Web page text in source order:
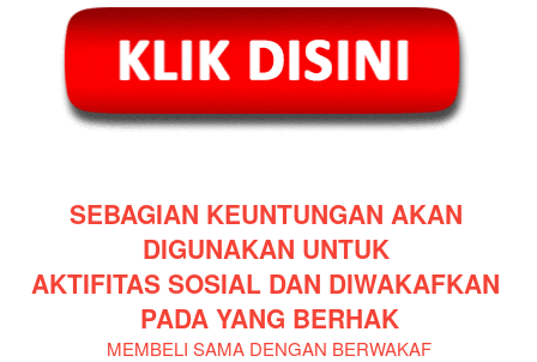
SEBAGIAN KEUNTUNGAN AKAN
DIGUNAKAN UNTUK
AKTIFITAS SOSIAL DAN DIWAKAFKAN
PADA YANG BERHAK
MEMBELI SAMA DENGAN BERWAKAF